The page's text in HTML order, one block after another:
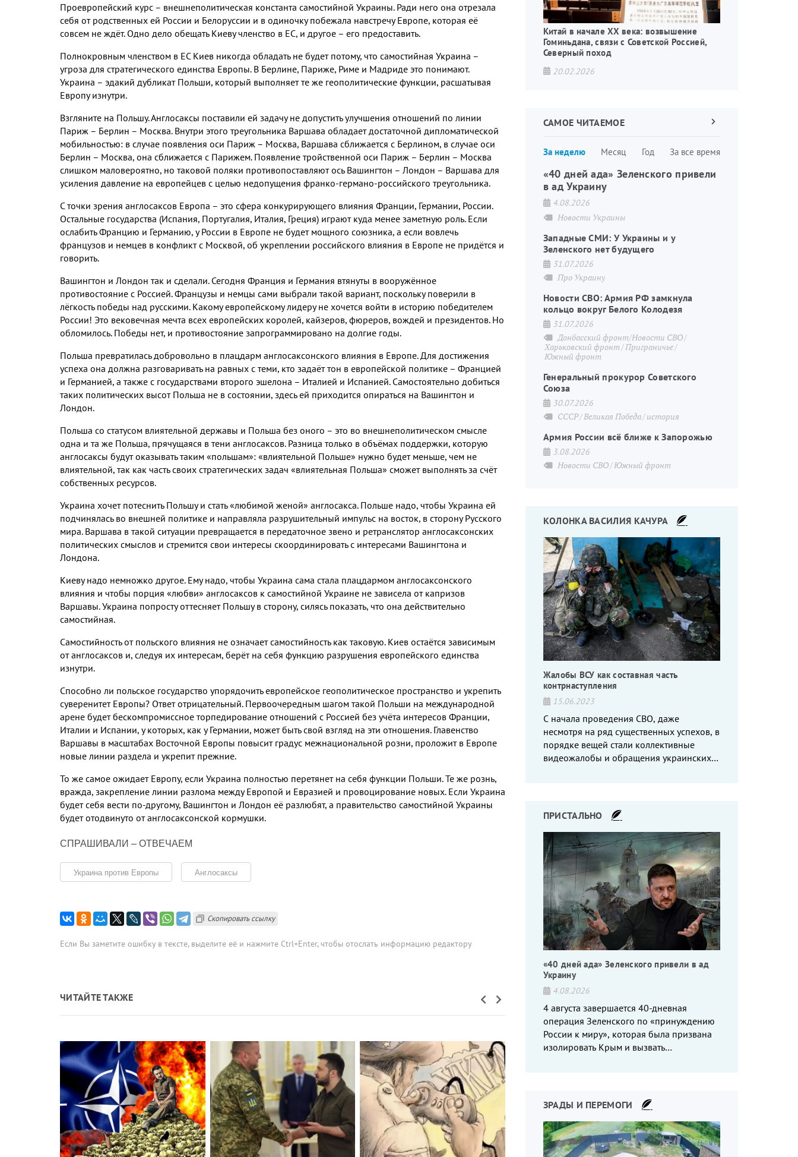
Проевропейский курс – внешнеполитическая константа самостийной Украины. Ради него она отрезала
себя от родственных ей России и Белоруссии и в одиночку побежала навстречу Европе, которая её
совсем не ждёт.Одно дело обещать Киеву членство в ЕС, и другое – его предоставить.
Полнокровным членством в ЕС Киев никогда обладать не будет потому, что самостийная Украина –
угроза для стратегического единства Европы. В Берлине, Париже, Риме и Мадриде это понимают.
Украина – эдакий дубликат Польши, который выполняет те же геополитические функции, расшатывая
Европу изнутри.
Взгляните на Польшу.Англосаксы поставили ей задачу не допустить улучшения отношений по линии
Париж – Берлин – Москва. Внутри этого треугольника Варшава обладает достаточной дипломатической
мобильностью: в случае появления оси Париж – Москва, Варшава сближается с Берлином, в случае оси
Берлин – Москва, она сближается с Парижем. Появление тройственной оси Париж – Берлин – Москва
слишком маловероятно, но таковой поляки противопоставляют ось Вашингтон – Лондон – Варшава для
усиления давление на европейцев с целью недопущения франко-германо-российского треугольника.
С точки зрения англосаксов Европа – это сфера конкурирующего влияния Франции, Германии, России.
Остальные государства (Испания, Португалия, Италия, Греция) играют куда менее заметную роль. Если
ослабить Францию и Германию, у России в Европе не будет мощного союзника, а если вовлечь
французов и немцев в конфликт с Москвой, об укреплении российского влияния в Европе не придётся и
говорить.
Вашингтон и Лондон так и сделали. Сегодня Франция и Германия втянуты в вооружённое
противостояние с Россией.Французы и немцы сами выбрали такой вариант, поскольку поверили в
лёгкость победы над русскими. Какому европейскому лидеру не хочется войти в историю победителем
России! Это вековечная мечта всех европейских королей, кайзеров, фюреров, вождей и президентов. Но
обломилось. Победы нет, и противостояние запрограммировано на долгие годы.
Польша превратилась добровольно в плацдарм англосаксонского влияния в Европе. Для достижения
успеха она должна разговаривать на равных с теми, кто задаёт тон в европейской политике – Францией
и Германией, а также с государствами второго эшелона – Италией и Испанией. Самостоятельно добиться
таких политических высот Польша не в состоянии, здесь ей приходится опираться на Вашингтон и
Лондон.
Польша со статусом влиятельной державы и Польша без оного – это во внешнеполитическом смысле
одна и та же Польша, прячущаяся в тени англосаксов. Разница только в объёмах поддержки, которую
англосаксы будут оказывать таким «польшам»: «влиятельной Польше» нужно будет меньше, чем не
влиятельной, так как часть своих стратегических задач «влиятельная Польша» сможет выполнять за счёт
собственных ресурсов.
Украина хочет потеснить Польшу и стать «любимой женой» англосакса. Польше надо, чтобы Украина ей
подчинялась во внешней политике и направляла разрушительный импульс на восток, в сторону Русского
мира. Варшава в такой ситуации превращается в передаточное звено и ретранслятор англосаксонских
политических смыслов и стремится свои интересы скоординировать с интересами Вашингтона и
Лондона.
Киеву надо немножко другое. Ему надо, чтобы Украина сама стала плацдармом англосаксонского
влияния и чтобы порция «любви» англосаксов к самостийной Украине не зависела от капризов
Варшавы.Украина попросту оттесняет Польшу в сторону, силясь показать, что она действительно
самостийная.
Самостийность от польского влияния не означает самостийность как таковую. Киев остаётся зависимым
от англосаксов и, следуя их интересам, берёт на себя функцию разрушения европейского единства
изнутри.
Способно ли польское государство упорядочить европейское геополитическое пространство и укрепить
суверенитет Европы? Ответ отрицательный. Первоочередным шагом такой Польши на международной
арене будет бескомпромиссное торпедирование отношений с Россией без учёта интересов Франции,
Италии и Испании, у которых, как у Германии, может быть свой взгляд на эти отношения. Главенство
Варшавы в масштабах Восточной Европы повысит градус межнациональной розни, проложит в Европе
новые линии раздела и укрепит прежние.
То же самое ожидает Европу, если Украина полностью перетянет на себя функции Польши.Те же рознь,
вражда, закрепление линии разлома между Европой и Евразией и провоцирование новых. Если Украина
будет себя вести по-другому, Вашингтон и Лондон её разлюбят, а правительство самостийной Украины
будет отодвинуто от англосаксонской кормушки.
СПРАШИВАЛИ – ОТВЕЧАЕМ
Украина против Европы Англосаксы
Скопировать ссылку
Если Вы заметите ошибку в тексте, выделите её и нажмите Ctrl+Enter, чтобы отослать информацию редактору
ЧИТАЙТЕ ТАКЖЕ
Китай в начале XX века: возвышение
Гоминьдана, связи с Советской Россией,
Северный поход
20.02.2026
САМОЕ ЧИТАЕМОЕ
За неделю Месяц Год За все времястраниц
Следующая
«40 дней ада» Зеленского привели
в ад Украину
4.08.2026
Новости Украины
Западные СМИ: У Украины и у
Зеленского нет будущего
31.07.2026
Про Украину
Новости СВО: Армия РФ замкнула
кольцо вокруг Белого Колодезя
31.07.2026
Донбасский фронт/Новости СВО
Харьковский фронт Приграничье
Южный фронт
Генеральный прокурор Советского
Союза
30.07.2026
СССР Великая Победа история
Армия России всё ближе к Запорожью
3.08.2026
Новости СВО Южный фронт
КОЛОНКА ВАСИЛИЯ КАЧУРА
Жалобы ВСУ как составная часть
контрнаступления
15.06.2023
С начала проведения СВО, даже
несмотря на ряд существенных успехов, в
порядке вещей стали коллективные
видеожалобы и обращения украинских
ПРИСТАЛЬНО
«40 дней ада» Зеленского привели в ад
Украину
4.08.2026
4 августа завершается 40-дневная
операция Зеленского по «принуждению
России к миру», которая была призвана
изолировать Крым и вызвать
ЗРАДЫ И ПЕРЕМОГИ